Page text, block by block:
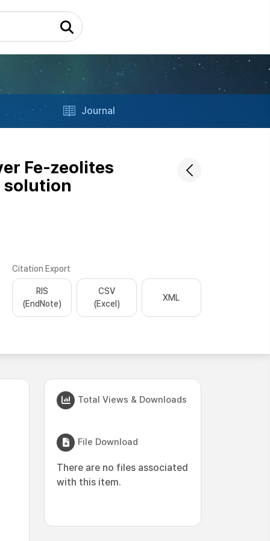
Journal
Fe-zeolites
solution
Citation Export
RIS
(EndNote)
CSV
(Excel)
XML
Total Views & Downloads
File Download
There are no files associated
with this item.